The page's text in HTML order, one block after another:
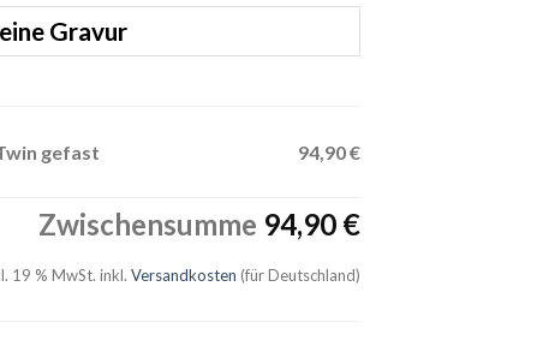
Gravur
gefast 94,90 €
Zwischensumme 94,90 €
19 % MwSt. inkl. Versandkosten (für Deutschland)